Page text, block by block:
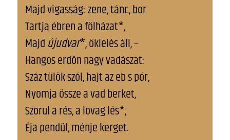
Majd vigasság: zene, tánc, bor
Tartja ébren a fölházat*,
Majd újudvar*, öklelés áll, –
Hangos erdőn nagy vadászat:
Száz tülök szól, hajt az eb s pór,
Nyomja össze a vad berket,
Szorul a rés, a lovag lés*,
Íja pendül, ménje kerget.